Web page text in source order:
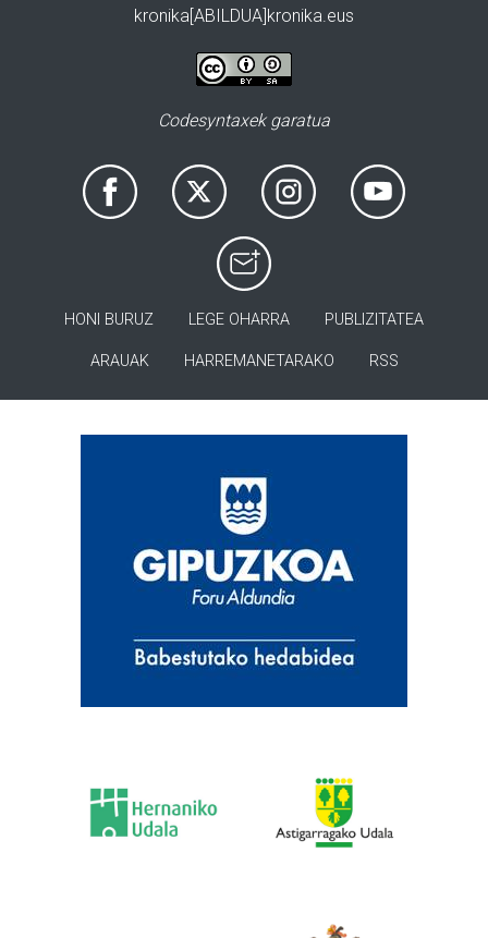
kronika[ABILDUA]kronika.eus
Codesyntaxek garatua
HONI BURUZ LEGE OHARRA PUBLIZITATEA
ARAUAK HARREMANETARAKO RSS